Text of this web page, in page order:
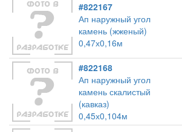
#822167
Ап наружный угол
камень (жженый)
0,47х0,16м
#822168
Ап наружный угол
камень скалистый
(кавказ)
0,45х0,104м